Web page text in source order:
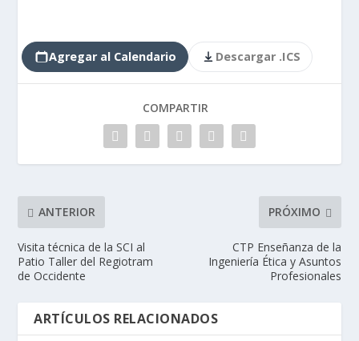
Agregar al Calendario Descargar .ICS
COMPARTIR
ANTERIOR
Visita técnica de la SCI al
Patio Taller del Regiotram
de Occidente
PRÓXIMO
CTP Enseñanza de la
Ingeniería Ética y Asuntos
Profesionales
ARTÍCULOS RELACIONADOS